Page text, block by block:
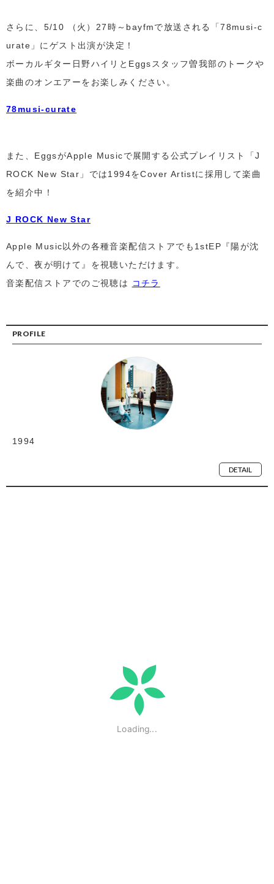
さらに、5/10 （火）27時～bayfmで放送される「78musi-c
urate」にゲスト出演が決定！
ボーカルギター日野ハイリとEggsスタッフ曽我部のトークや
楽曲のオンエアーをお楽しみください。
78musi-curate
また、EggsがApple Musicで展開する公式プレイリスト「J
ROCK New Star」では1994をCover Artistに採用して楽曲
を紹介中！
J ROCK New Star
Apple Music以外の各種音楽配信ストアでも1stEP『陽が沈
んで、夜が明けて』を視聴いただけます。
音楽配信ストアでのご視聴は
コチラ
PROFILE
1994
DETAIL